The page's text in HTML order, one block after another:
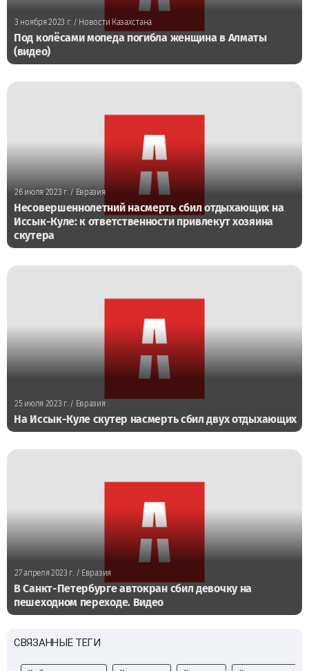
3 ноября 2023 г. / Новости Казахстана
Под колёсами мопеда погибла женщина в Алматы
(видео)
26 июля 2023 г./ Евразия
Несовершеннолетний насмерть сбил отдыхающих на
Иссык-Куле: к ответственности привлекут хозяина
скутера
25 июля 2023 г. / Евразия
На Иссык-Куле скутер насмерть сбил двух отдыхающих
27 апреля 2023 г./ Евразия
В Санкт-Петербурге автокран сбил девочку на
пешеходном переходе. Видео
СВЯЗАННЫЕ ТЕГИ